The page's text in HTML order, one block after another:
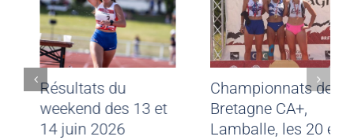
Meeting CJF Saint-
Malo du 28 juin
2026
Résultats du
weekend des 13 et
14 juin 2026